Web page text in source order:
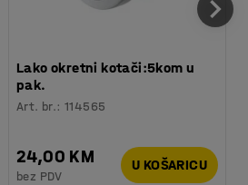
Lako okretni kotači:5kom u
pak.
Art. br.:114565
24,00 KM
bez PDV
U KOŠARICU